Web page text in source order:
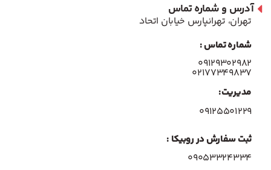
آدرس و شماره تماس
تهران، تهرانپارس خیابان اتحاد
شماره تماس :
۰۹۱۲۹۳۰۲۹۸۲
۰۲۱۷۷۳۴۹۸۳۷
مدیریت:
۰۹۱۲۵۵۰۱۲۲۹
ثبت سفارش در روبیکا :
09053324334